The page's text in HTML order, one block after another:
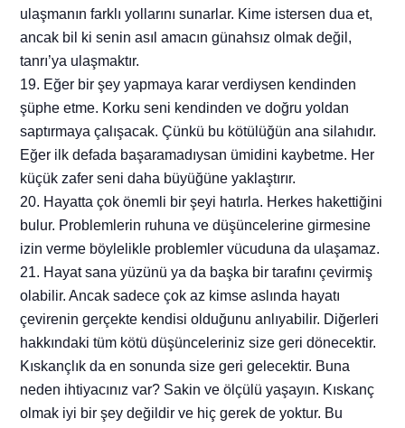
ulaşmanın farklı yollarını sunarlar. Kime istersen dua et,
ancak bil ki senin asıl amacın günahsız olmak değil,
tanrı’ya ulaşmaktır.
19. Eğer bir şey yapmaya karar verdiysen kendinden
şüphe etme. Korku seni kendinden ve doğru yoldan
saptırmaya çalışacak. Çünkü bu kötülüğün ana silahıdır.
Eğer ilk defada başaramadıysan ümidini kaybetme. Her
küçük zafer seni daha büyüğüne yaklaştırır.
20. Hayatta çok önemli bir şeyi hatırla. Herkes hakettiğini
bulur. Problemlerin ruhuna ve düşüncelerine girmesine
izin verme böylelikle problemler vücuduna da ulaşamaz.
21. Hayat sana yüzünü ya da başka bir tarafını çevirmiş
olabilir. Ancak sadece çok az kimse aslında hayatı
çevirenin gerçekte kendisi olduğunu anlıyabilir. Diğerleri
hakkındaki tüm kötü düşünceleriniz size geri dönecektir.
Kıskançlık da en sonunda size geri gelecektir. Buna
neden ihtiyacınız var? Sakin ve ölçülü yaşayın. Kıskanç
olmak iyi bir şey değildir ve hiç gerek de yoktur. Bu